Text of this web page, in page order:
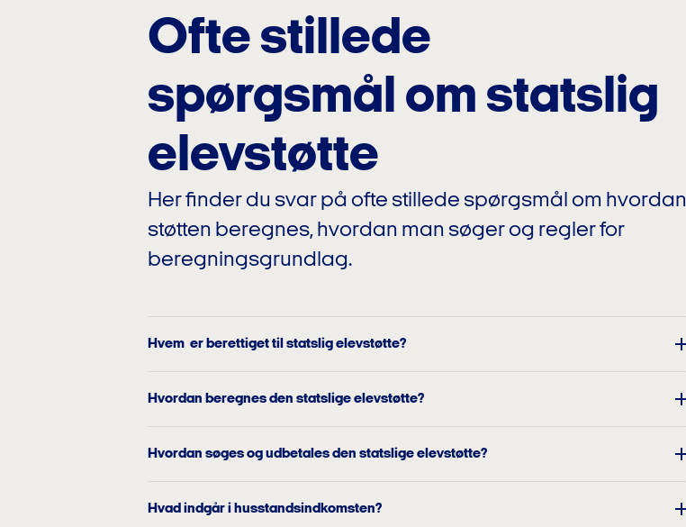
Ofte stillede
spørgsmål om statslig
elevstøtte
Her finder du svar på ofte stillede spørgsmål om hvordan
støtten beregnes, hvordan man søger og regler for
beregningsgrundlag.
Hvem er berettiget til statslig elevstøtte?
Hvordan beregnes den statslige elevstøtte?
Hvordan søges og udbetales den statslige elevstøtte?
Hvad indgår i husstandsindkomsten?